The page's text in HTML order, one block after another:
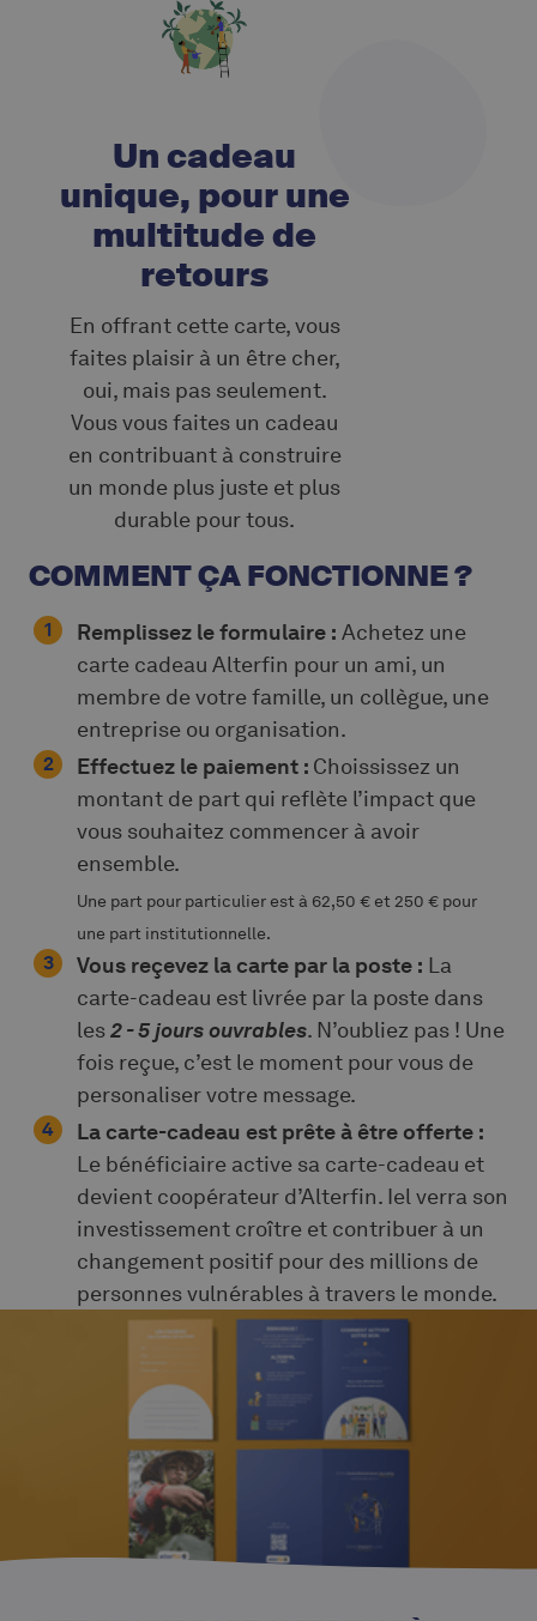
Un cadeau
unique, pour une
multitude de
retours
En offrant cette carte, vous
faites plaisir à un être cher,
oui, mais pas seulement.
Vous vous faites un cadeau
en contribuant à construire
un monde plus juste et plus
durable pour tous.
COMMENT ÇA FONCTIONNE ?
Remplissez le formulaire : Achetez une
carte cadeau Alterfin pour un ami, un
membre de votre famille, un collègue, une
entreprise ou organisation.
Effectuez le paiement : Choississez un
montant de part qui reflète l’impact que
vous souhaitez commencer à avoir
ensemble.
Une part pour particulier est à 62,50 € et 250 € pour
une part institutionnelle.
Vous reçevez la carte par la poste : La
carte-cadeau est livrée par la poste dans
les2 - 5 jours ouvrables. N’oubliez pas ! Une
fois reçue, c’est le moment pour vous de
personaliser votre message.
La carte-cadeau est prête à être offerte :
Le bénéficiaire active sa carte-cadeau et
devient coopérateur d’Alterfin. Iel verra son
investissement croître et contribuer à un
changement positif pour des millions de
personnes vulnérables à travers le monde.